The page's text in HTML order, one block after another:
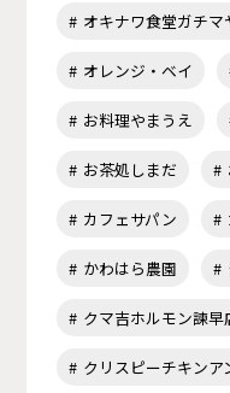
オキナワ食堂ガチマ
オレンジ・ベイ
お料理やまうえ
お茶処しまだ
カフェサパン
かわはら農園
クマ吉ホルモン諫早
クリスピーチキン